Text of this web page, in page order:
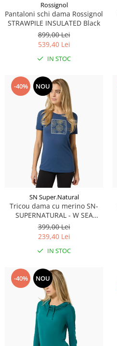
Rossignol
Pantaloni schi dama Rossignol
STRAWPILE INSULATED Black
899,00 Lei
539,40 Lei
IN STOC
-40% NOU
SN Super.Natural
Tricou dama cu merino SN-
SUPERNATURAL - W SEA
URCHIN TEE - Ocean
Blue/Various
399,00 Lei
239,40 Lei
IN STOC
-40% NOU